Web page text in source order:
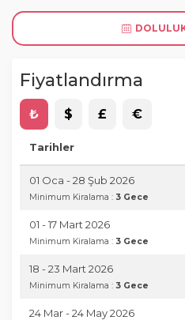
Fiyatlandırma
₺ $ £ €
Tarihler
01 Oca - 28 Şub 2026
Minimum Kiralama : 3 Gece
01 - 17 Mart 2026
Minimum Kiralama : 3 Gece
18 - 23 Mart 2026
Minimum Kiralama : 3 Gece
24 Mar - 24 May 2026